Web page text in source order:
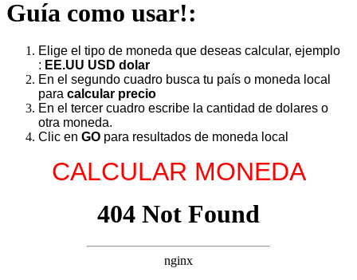
Guía como usar!:
Elige el tipo de moneda que deseas calcular, ejemplo
: EE.UU USD dolar
En el segundo cuadro busca tu país o moneda local
para calcular precio
En el tercer cuadro escribe la cantidad de dolares o
otra moneda.
Clic en GO para resultados de moneda local
CALCULAR MONEDA